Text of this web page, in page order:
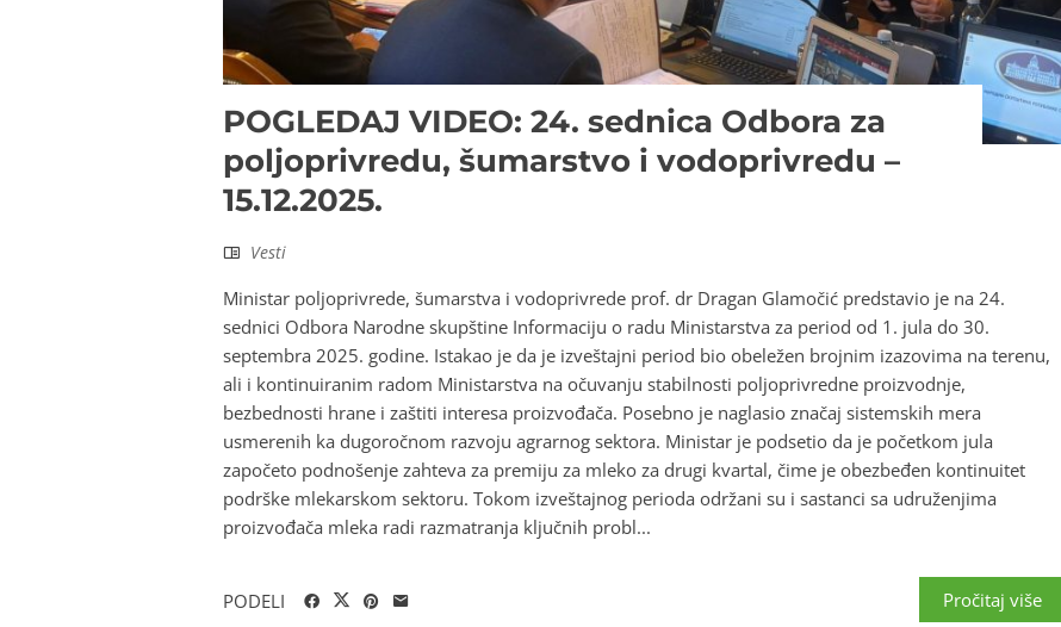
POGLEDAJ VIDEO: 24. sednica Odbora za
poljoprivredu, šumarstvo i vodoprivredu –
15.12.2025.
Vesti
Ministar poljoprivrede, šumarstva i vodoprivrede prof. dr Dragan Glamočić predstavio je na 24.
sednici Odbora Narodne skupštine Informaciju o radu Ministarstva za period od 1. jula do 30.
septembra 2025. godine. Istakao je da je izveštajni period bio obeležen brojnim izazovima na terenu,
ali i kontinuiranim radom Ministarstva na očuvanju stabilnosti poljoprivredne proizvodnje,
bezbednosti hrane i zaštiti interesa proizvođača. Posebno je naglasio značaj sistemskih mera
usmerenih ka dugoročnom razvoju agrarnog sektora. Ministar je podsetio da je početkom jula
započeto podnošenje zahteva za premiju za mleko za drugi kvartal, čime je obezbeđen kontinuitet
podrške mlekarskom sektoru. Tokom izveštajnog perioda održani su i sastanci sa udruženjima
proizvođača mleka radi razmatranja ključnih probl...
Pročitaj više
PODELI